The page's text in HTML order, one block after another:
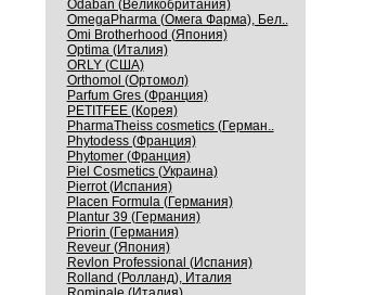
Odaban (Великобритания)
OmegaPharma (Омега Фарма), Бел..
Omi Brotherhood (Япония)
Optima (Италия)
ORLY (США)
Orthomol (Ортомол)
Parfum Gres (Франция)
PETITFEE (Корея)
PharmaTheiss cosmetics (Герман..
Phytodess (Франция)
Phytomer (Франция)
Piel Cosmetics (Украина)
Pierrot (Испания)
Placen Formula (Германия)
Plantur 39 (Германия)
Priorin (Германия)
Reveur (Япония)
Revlon Professional (Испания)
Rolland (Ролланд), Италия